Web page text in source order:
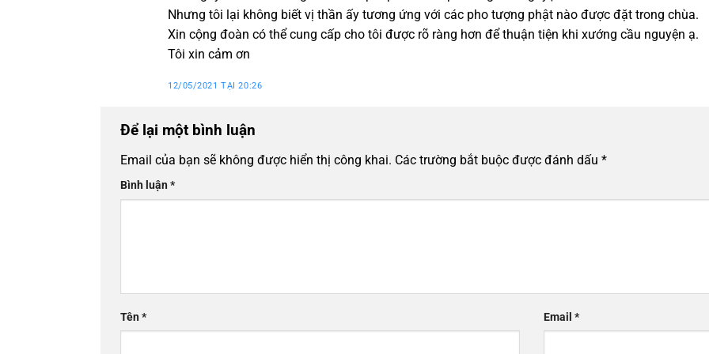
Nhưng tôi lại không biết vị thần ấy tương ứng với các pho tượng phật nào được đặt trong chùa.
Xin cộng đoàn có thể cung cấp cho tôi được rõ ràng hơn để thuận tiện khi xướng cầu nguyện ạ.
Tôi xin cảm ơn
12/05/2021 TẠI 20:26
Để lại một bình luận
Email của bạn sẽ không được hiển thị công khai. Các trường bắt buộc được đánh dấu *
Bình luận*
Tên* Email *